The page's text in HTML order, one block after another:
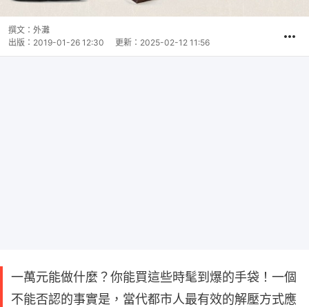
撰文： 外灘
出版： 2019-01-26 12:30 更新： 2025-02-12 11:56
一萬元能做什麼？你能買這些時髦到爆的手袋！一個
不能否認的事實是，當代都市人最有效的解壓方式應